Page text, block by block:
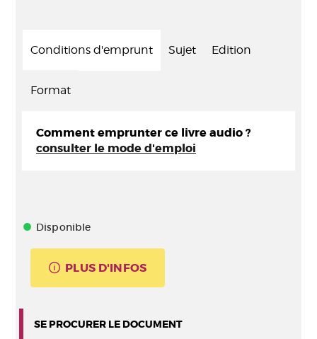
Conditions d'emprunt Sujet Edition
Format
Comment emprunter ce livre audio ?
consulter le mode d'emploi
Disponible
PLUS D'INFOS
SE PROCURER LE DOCUMENT